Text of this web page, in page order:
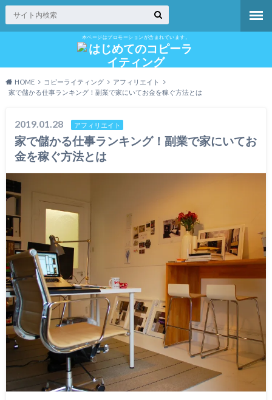
本ページはプロモーションが含まれています。
HOME コピーライティング
アフィリエイト
家で儲かる仕事ランキング！副業で家にいてお金を稼ぐ方法とは
2019.01.28 アフィリエイト
家で儲かる仕事ランキング！副業で家にいてお
金を稼ぐ方法とは